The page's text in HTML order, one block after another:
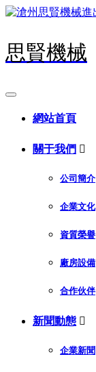
思賢機械
網站首頁
關于我們 
公司簡介
企業文化
資質榮譽
廠房設備
合作伙伴
新聞動態 
企業新聞